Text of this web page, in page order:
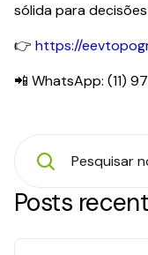
sólida para
👉 https://
📲 WhatsApp: (11)
Posts